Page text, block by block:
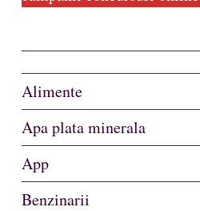
Alimente
Apa plata minerala
App
Benzinarii